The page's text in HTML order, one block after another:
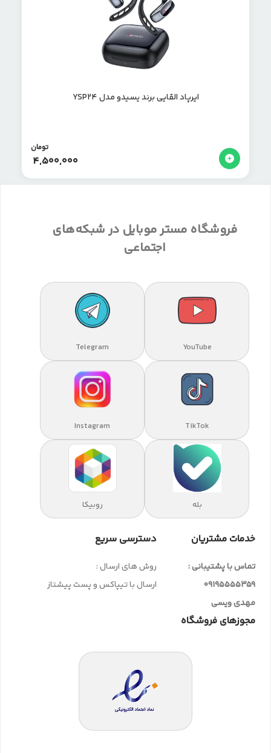
ایرپاد القایی برند یسیدو مدل YSP24
4,500,000
تومان
فروشگاه مستر موبایل در شبکه‌های
اجتماعی
YouTube
Telegram
TikTok
Instagram
بله روبیکا
خدمات مشتریان
تماس با پشتیبانی :
09195555359
مهدی ویسی
دسترسی سریع
روش های ارسال :
ارسال با تیپاکس و پست پیشتاز
مجوزهای فروشگاه